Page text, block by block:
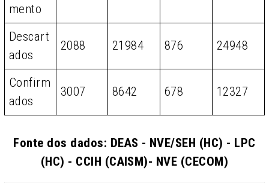
mento
Descart
ados
2088 21984 876 24948
Confirm
ados
3007 8642 678 12327
Fonte dos dados: DEAS - NVE/SEH (HC) - LPC
(HC) - CCIH (CAISM)- NVE (CECOM)